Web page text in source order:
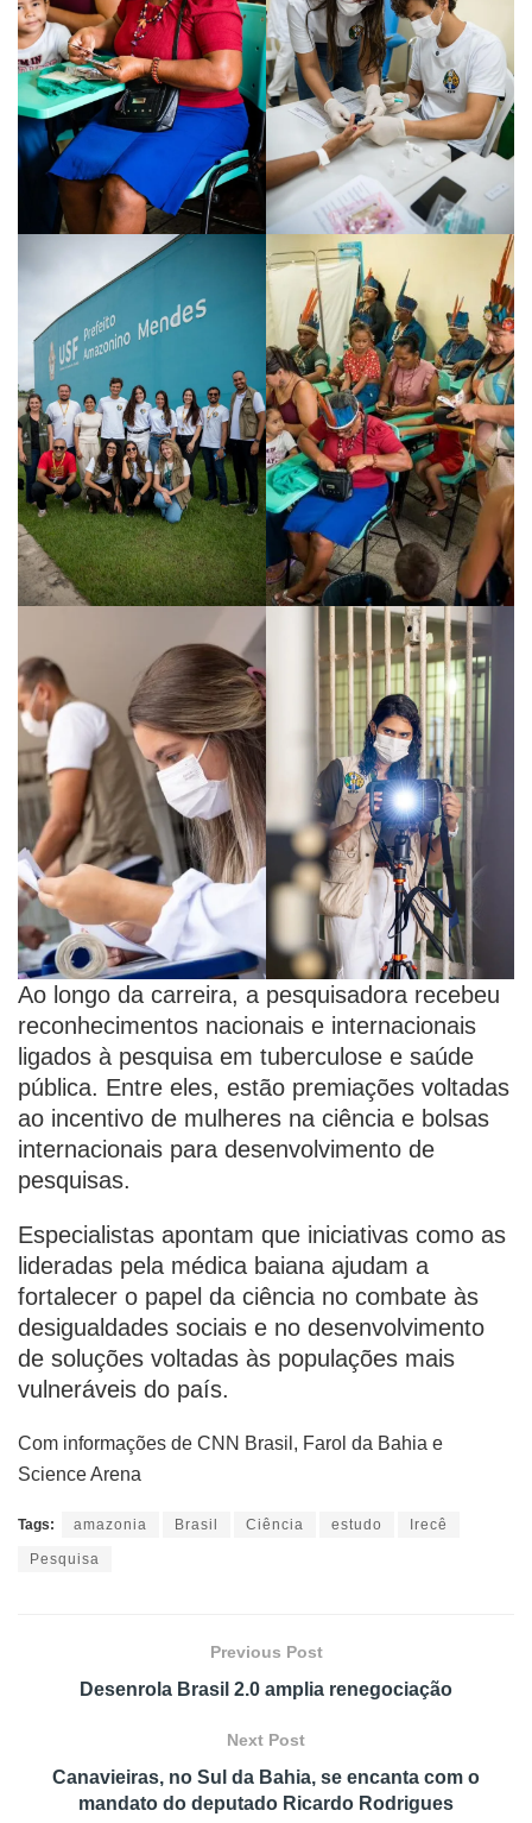
Ao longo da carreira, a pesquisadora recebeu
reconhecimentos nacionais e internacionais
ligados à pesquisa em tuberculose e saúde
pública. Entre eles, estão premiações voltadas
ao incentivo de mulheres na ciência e bolsas
internacionais para desenvolvimento de
pesquisas.
Especialistas apontam que iniciativas como as
lideradas pela médica baiana ajudam a
fortalecer o papel da ciência no combate às
desigualdades sociais e no desenvolvimento
de soluções voltadas às populações mais
vulneráveis do país.
Com informações de CNN Brasil, Farol da Bahia e
Science Arena
Tags: amazonia Brasil Ciência estudo Irecê
Pesquisa
Previous Post
Desenrola Brasil 2.0 amplia renegociação
Next Post
Canavieiras, no Sul da Bahia, se encanta com o
mandato do deputado Ricardo Rodrigues